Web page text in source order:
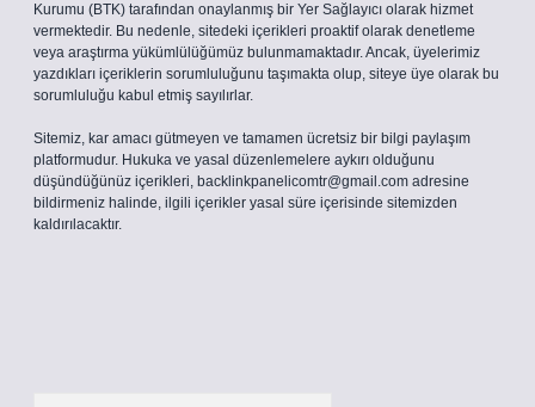
Kurumu (BTK) tarafından onaylanmış bir Yer Sağlayıcı olarak hizmet
vermektedir. Bu nedenle, sitedeki içerikleri proaktif olarak denetleme
veya araştırma yükümlülüğümüz bulunmamaktadır. Ancak, üyelerimiz
yazdıkları içeriklerin sorumluluğunu taşımakta olup, siteye üye olarak bu
sorumluluğu kabul etmiş sayılırlar.
Sitemiz, kar amacı gütmeyen ve tamamen ücretsiz bir bilgi paylaşım
platformudur. Hukuka ve yasal düzenlemelere aykırı olduğunu
düşündüğünüz içerikleri, backlinkpanelicomtr@gmail.com adresine
bildirmeniz halinde, ilgili içerikler yasal süre içerisinde sitemizden
kaldırılacaktır.